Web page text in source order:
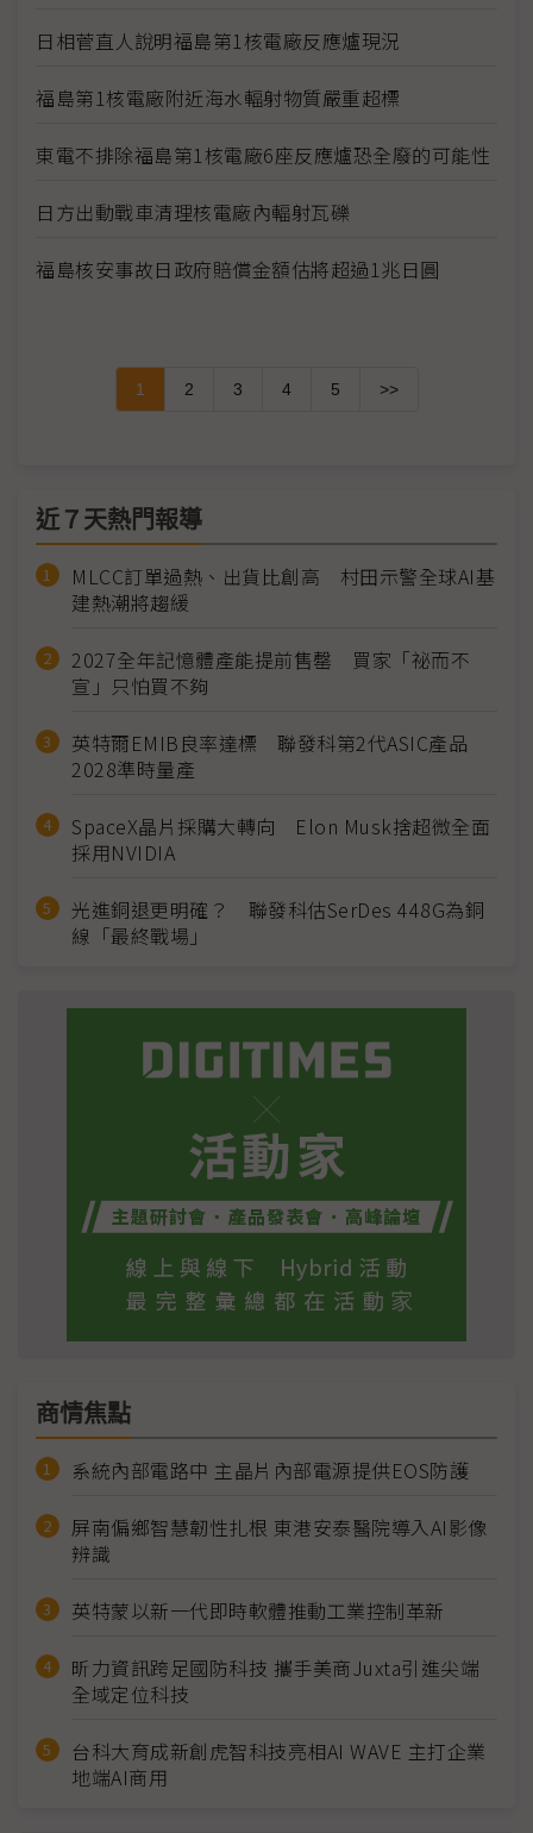
日相菅直人說明福島第1核電廠反應爐現況
福島第1核電廠附近海水輻射物質嚴重超標
東電不排除福島第1核電廠6座反應爐恐全廢的可能性
日方出動戰車清理核電廠內輻射瓦礫
福島核安事故日政府賠償金額估將超過1兆日圓
1 2 3 4 5 >>
近７天熱門報導
MLCC訂單過熱、出貨比創高 村田示警全球AI基
建熱潮將趨緩
2027全年記憶體產能提前售罄 買家「祕而不
宣」只怕買不夠
英特爾EMIB良率達標 聯發科第2代ASIC產品
2028準時量產
SpaceX晶片採購大轉向 Elon Musk捨超微全面
採用NVIDIA
光進銅退更明確？ 聯發科估SerDes 448G為銅
線「最終戰場」
商情焦點
系統內部電路中 主晶片內部電源提供EOS防護
屏南偏鄉智慧韌性扎根 東港安泰醫院導入AI影像
辨識
英特蒙以新一代即時軟體推動工業控制革新
昕力資訊跨足國防科技 攜手美商Juxta引進尖端
全域定位科技
台科大育成新創虎智科技亮相AI WAVE 主打企業
地端AI商用